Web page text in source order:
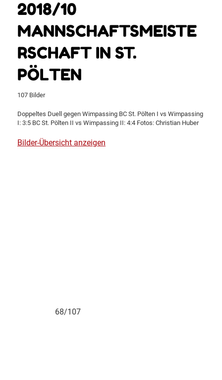
2018/10
MANNSCHAFTSMEISTE
RSCHAFT IN ST.
PÖLTEN
107 Bilder
Doppeltes Duell gegen Wimpassing BC St. Pölten I vs Wimpassing
I: 3:5 BC St. Pölten II vs Wimpassing II: 4:4 Fotos: Christian Huber
Bilder-Übersicht anzeigen